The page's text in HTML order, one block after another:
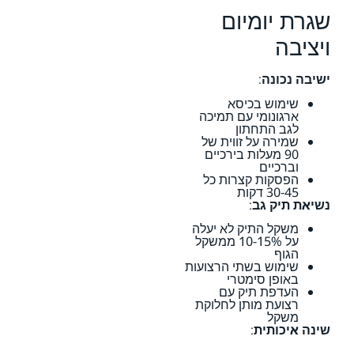
שגרת יומיום
ויציבה
ישיבה נכונה:
שימוש בכיסא
ארגונומי עם תמיכה
לגב התחתון
שמירה על זווית של
90 מעלות בירכיים
וברכיים
הפסקות קצרות כל
30-45 דקות
נשיאת תיק גב:
משקל התיק לא יעלה
על 10-15% ממשקל
הגוף
שימוש בשתי הרצועות
באופן סימטרי
העדפת תיק עם
רצועת מותן לחלוקת
משקל
שינה איכותית: